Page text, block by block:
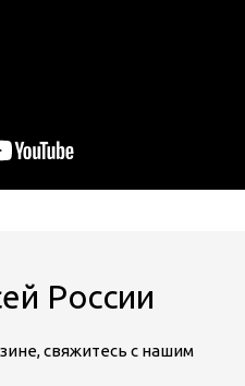
России
свяжитесь с нашим